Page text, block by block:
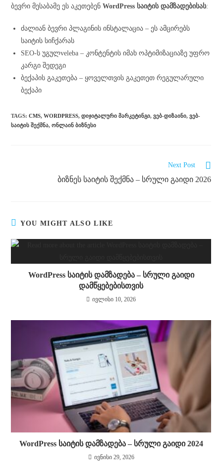
ბევრი მესაბამე ეს აკეთებენWordPress საიტის დამზადებისას:
ძალიან ბევრი პლაგინის ინსტალაცია – ეს ამცირებს
საიტის სიჩქარას
SEO-ს უგულveleba – კონტენტის იმახ ოპტიმიზაციაზე უფრო
კარგი შედეგი
ბექაპის გაკეთება – ყოველთვის გაკეთეთ რეგულარული
ბექაპი
TAGS:CMS, WORDPRESS, ᲓᲘᲯᲘᲢᲐᲚᲣᲠᲘ ᲛᲐᲠᲙᲔᲢᲘᲜᲒᲘ, ᲕᲔᲑ-ᲓᲘᲖᲐᲘᲜᲘ, ᲕᲔᲑ-
ᲡᲐᲘᲢᲘᲡ ᲨᲔᲥᲛᲜᲐ, ᲝᲜᲚᲐᲘᲜ ᲑᲘᲖᲜᲔᲡᲘ
Next Post
ბიზნეს საიტის შექმნა – სრული გაიდი 2026
YOU MIGHT ALSO LIKE
WordPress საიტის დამზადება – სრული გაიდი
დამწყებებისთვის
ივლისი 10, 2026
WordPress საიტის დამზადება – სრული გაიდი 2024
ივნისი 29, 2026